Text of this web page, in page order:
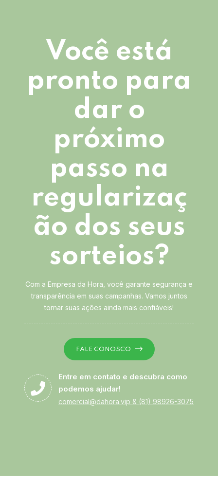
Você está
pronto para
dar o
próximo
passo na
regularizaç
ão dos seus
sorteios?
Com a Empresa da Hora, você garante segurança e
transparência em suas campanhas. Vamos juntos
tornar suas ações ainda mais confiáveis!
FALE CONOSCO
Entre em contato e descubra como
podemos ajudar!
comercial@dahora.vip & (81) 98926-3075